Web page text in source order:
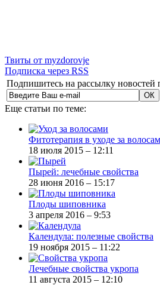
Твиты от myzdorovje
Подписка через RSS
Подпишитесь на рассылку новостей
Еще статьи по теме:
Фитотерапия в уходе за
18 июля 2015 – 12:11
Пырей: лечебные свойства
28 июня 2016 – 15:17
Плоды шиповника
3 апреля 2016 – 9:53
Календула: полезные свойства
19 ноября 2015 – 11:22
Лечебные свойства укропа
11 августа 2015 – 12:10